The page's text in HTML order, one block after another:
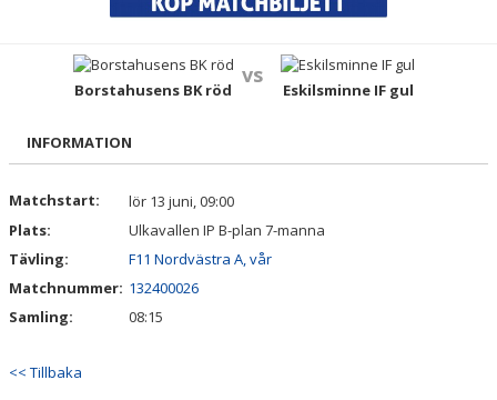
BILDGALLERI
KONTAKT
Borstahusens BK röd
vs
Eskilsminne IF gul
INFORMATION
Matchstart:
lör 13 juni, 09:00
Plats:
Ulkavallen IP B-plan 7-manna
Tävling:
F11 Nordvästra A, vår
Matchnummer: 132400026
Samling:
08:15
<< Tillbaka